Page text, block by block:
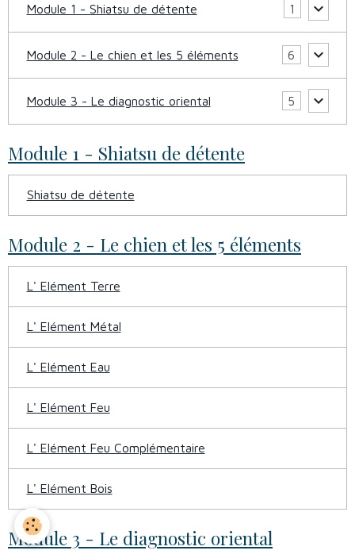
Module 1 - Shiatsu de détente 1
Module 2 - Le chien et les 5 éléments 6
Module 3 - Le diagnostic oriental 5
Module 1 - Shiatsu de détente
Shiatsu de détente
Module 2 - Le chien et les 5 éléments
L' Elément Terre
L' Elément Métal
L' Elément Eau
L' Elément Feu
L' Elément Feu Complémentaire
L' Elément Bois
Module 3 - Le diagnostic oriental